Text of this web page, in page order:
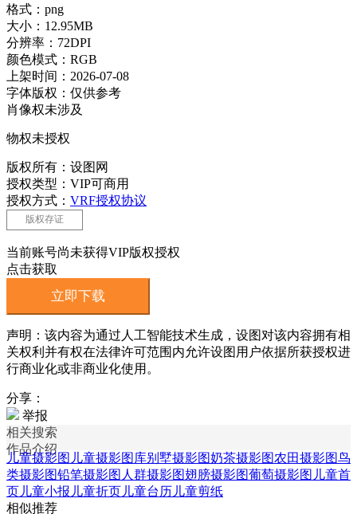
格式：png
大小：12.95MB
分辨率：72DPI
颜色模式：RGB
上架时间：2026-07-08
字体版权：仅供参考
肖像权未涉及
物权未授权
版权所有：设图网
授权类型：VIP可商用
授权方式： VRF授权协议
版权存证
当前账号尚未获得VIP版权授权
点击获取
立即下载
声明：该内容为通过人工智能技术生成，设图对该内容拥有相
关权利并有权在法律许可范围内允许设图用户依据所获授权进
行商业化或非商业化使用。
分享：
举报
相关搜索
作品介绍
儿童摄影图 儿童摄影图库别墅摄影图奶茶摄影图农田摄影图鸟
类摄影图铅笔摄影图 人群摄影图翅膀摄影图葡萄摄影图 儿童首
页 儿童小报 儿童折页 儿童台历 儿童剪纸
相似推荐